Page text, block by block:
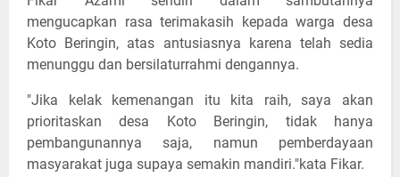
mengucapkan rasa terimakasih kepada warga desa
Koto Beringin, atas antusiasnya karena telah sedia
menunggu dan bersilaturrahmi dengannya.
"Jika kelak kemenangan itu kita raih, saya akan
prioritaskan desa Koto Beringin, tidak hanya
pembangunannya saja, namun pemberdayaan
masyarakat juga supaya semakin mandiri."kata Fikar.